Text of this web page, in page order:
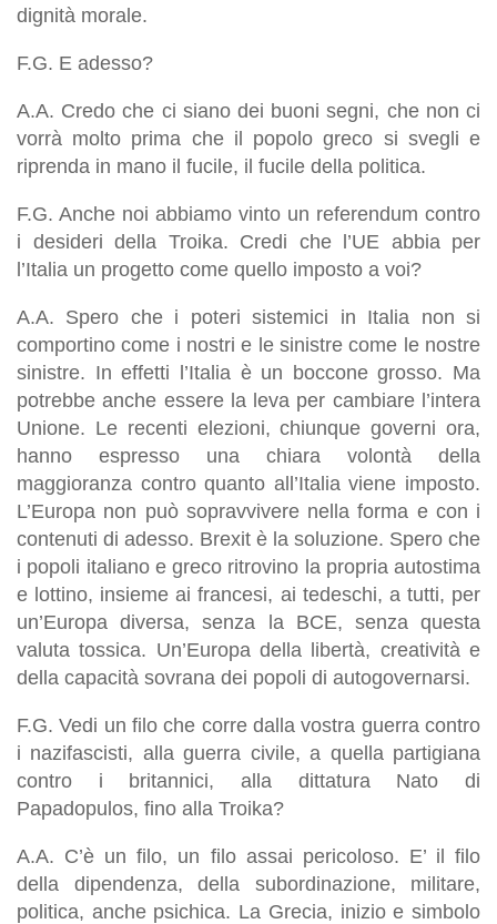
dignità morale.
F.G. E adesso?
A.A. Credo che ci siano dei buoni segni, che non ci
vorrà molto prima che il popolo greco si svegli e
riprenda in mano il fucile, il fucile della politica.
F.G. Anche noi abbiamo vinto un referendum contro
i desideri della Troika. Credi che l’UE abbia per
l’Italia un progetto come quello imposto a voi?
A.A. Spero che i poteri sistemici in Italia non si
comportino come i nostri e le sinistre come le nostre
sinistre. In effetti l’Italia è un boccone grosso. Ma
potrebbe anche essere la leva per cambiare l’intera
Unione. Le recenti elezioni, chiunque governi ora,
hanno espresso una chiara volontà della
maggioranza contro quanto all’Italia viene imposto.
L’Europa non può sopravvivere nella forma e con i
contenuti di adesso. Brexit è la soluzione. Spero che
i popoli italiano e greco ritrovino la propria autostima
e lottino, insieme ai francesi, ai tedeschi, a tutti, per
un’Europa diversa, senza la BCE, senza questa
valuta tossica. Un’Europa della libertà, creatività e
della capacità sovrana dei popoli di autogovernarsi.
F.G. Vedi un filo che corre dalla vostra guerra contro
i nazifascisti, alla guerra civile, a quella partigiana
contro i britannici, alla dittatura Nato di
Papadopulos, fino alla Troika?
A.A. C’è un filo, un filo assai pericoloso. E’ il filo
della dipendenza, della subordinazione, militare,
politica, anche psichica. La Grecia, inizio e simbolo